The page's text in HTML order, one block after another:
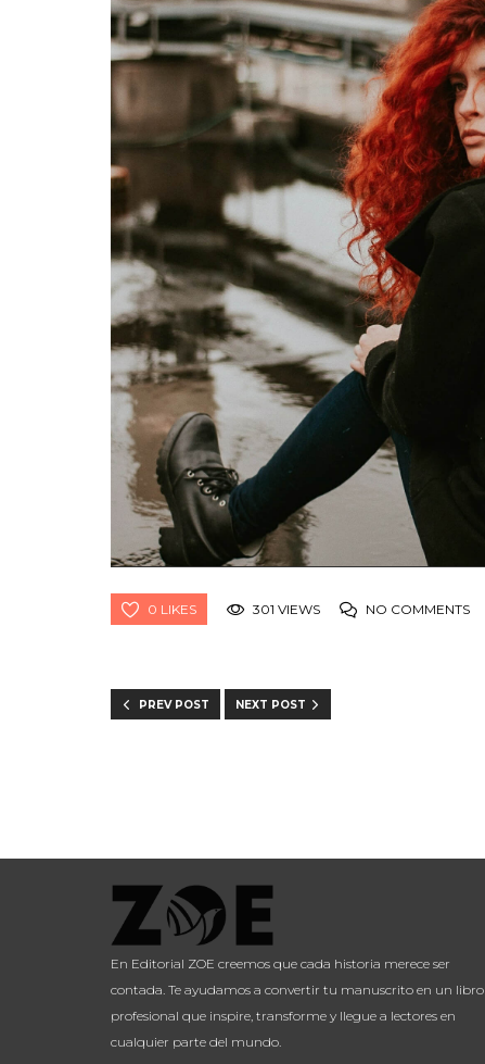
0 LIKES 301 VIEWS NO COMMENTS
PREV POST NEXT POST
En Editorial ZOE creemos que cada historia merece ser
contada. Te ayudamos a convertir tu manuscrito en un libro
profesional que inspire, transforme y llegue a lectores en
cualquier parte del mundo.